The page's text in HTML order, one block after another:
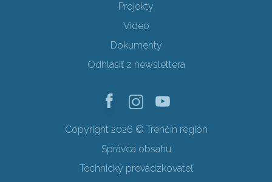
Projekty
Video
Dokumenty
Odhlásiť z newslettera
Copyright 2026 © Trenčín región
Správca obsahu
Technický prevádzkovateľ